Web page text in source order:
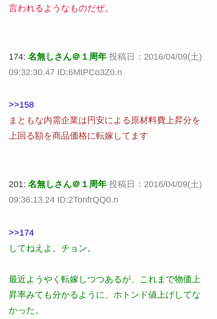
言われるようなものだぜ。
174: 名無しさん＠１周年 投稿日：2016/04/09(土)
09:32:30.47 ID:6MtPCo3Z0.n
>>158
まともな内需企業は円安による原材料費上昇分を
上回る額を商品価格に転嫁してます
201: 名無しさん＠１周年 投稿日：2016/04/09(土)
09:36:13.24 ID:2TonfrQQ0.n
>>174
してねえよ。チョン。
最近ようやく転嫁しつつあるが、これまで物価上
昇率みても分かるように、ホトンド値上げしてな
かった。